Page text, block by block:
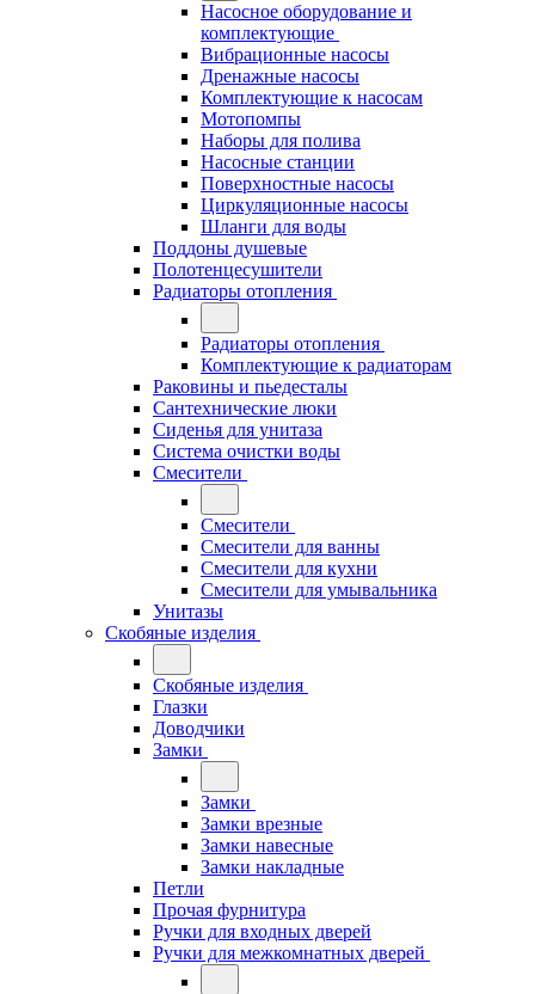
Насосное оборудование и
комплектующие
Вибрационные насосы
Дренажные насосы
Комплектующие к насосам
Мотопомпы
Наборы для полива
Насосные станции
Поверхностные насосы
Циркуляционные насосы
Шланги для воды
Поддоны душевые
Полотенцесушители
Радиаторы отопления
Радиаторы отопления
Комплектующие к радиаторам
Раковины и пьедесталы
Сантехнические люки
Сиденья для унитаза
Система очистки воды
Смесители
Смесители
Смесители для ванны
Смесители для кухни
Смесители для умывальника
Унитазы
Скобяные изделия
Скобяные изделия
Глазки
Доводчики
Замки
Замки
Замки врезные
Замки навесные
Замки накладные
Петли
Прочая фурнитура
Ручки для входных дверей
Ручки для межкомнатных дверей